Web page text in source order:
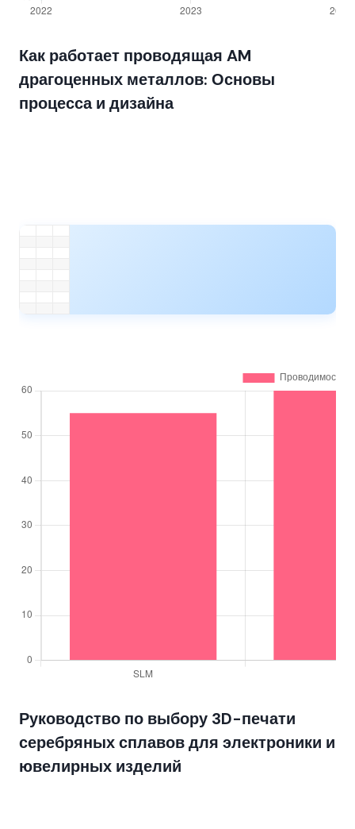
Как работает проводящая AM
драгоценных металлов: Основы
процесса и дизайна
Руководство по выбору 3D-печати
серебряных сплавов для электроники и
ювелирных изделий